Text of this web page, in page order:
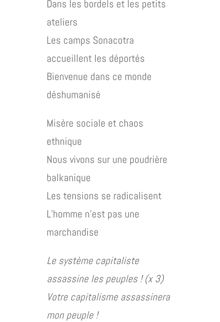
Dans les bordels et les petits
ateliers
Les camps Sonacotra
accueillent les déportés
Bienvenue dans ce monde
déshumanisé
Misère sociale et chaos
ethnique
Nous vivons sur une poudrière
balkanique
Les tensions se radicalisent
L’homme n’est pas une
marchandise
Le système capitaliste
assassine les peuples ! (x 3)
Votre capitalisme assassinera
mon peuple !